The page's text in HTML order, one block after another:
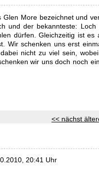
More bezeichnet und
und der bekannteste:
dürfen. Gleichzeitig ist
Wir schenken uns erst
nicht zu viel sein,
wir uns doch noch
<< nächst
20:41 Uhr